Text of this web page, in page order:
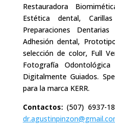
Restauradora
Estética dental,
Preparaciones
Adhesión dental,
selección de color, Full
Fotografía
Digitalmente Guiados.
para la marca KERR.
Contactos:(507) 6937-